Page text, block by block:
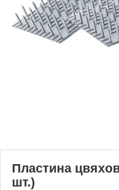
Пластина
шт.)